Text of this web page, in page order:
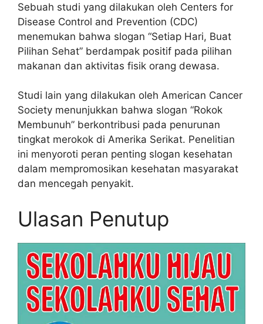
Sebuah studi yang dilakukan oleh Centers for
Disease Control and Prevention (CDC)
menemukan bahwa slogan “Setiap Hari, Buat
Pilihan Sehat” berdampak positif pada pilihan
makanan dan aktivitas fisik orang dewasa.
Studi lain yang dilakukan oleh American Cancer
Society menunjukkan bahwa slogan “Rokok
Membunuh” berkontribusi pada penurunan
tingkat merokok di Amerika Serikat. Penelitian
ini menyoroti peran penting slogan kesehatan
dalam mempromosikan kesehatan masyarakat
dan mencegah penyakit.
Ulasan Penutup